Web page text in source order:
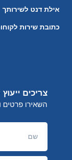
אילת דנט לשירותך
כתובת שירות לקוחות:
צריכים
השאירו פרטים